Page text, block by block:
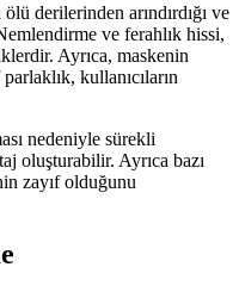
derilerinden arındırdığı ve
ve ferahlık hissi,
Ayrıca, maskenin
kullanıcıların
nedeniyle sürekli
oluşturabilir. Ayrıca bazı
zayıf olduğunu